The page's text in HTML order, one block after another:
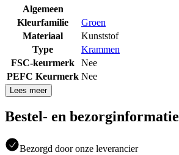
Algemeen
Kleurfamilie
Groen
Materiaal
Kunststof
Type
Krammen
FSC-keurmerk
Nee
PEFC Keurmerk Nee
Lees meer
Bestel- en bezorginformatie
Bezorgd door onze leverancier